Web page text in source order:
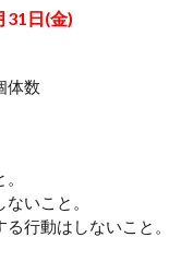
31日(金)
体数
いこと。
行動はしないこと。